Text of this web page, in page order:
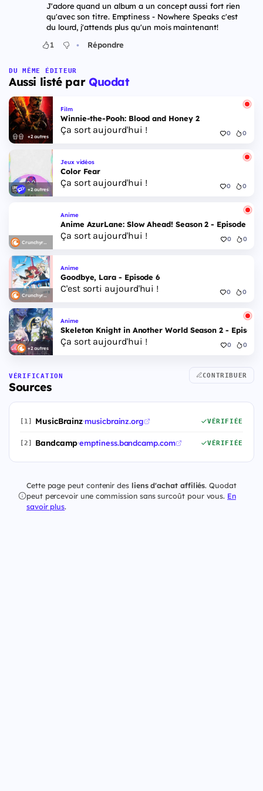
J'adore quand un album a un concept aussi fort rien
qu'avec son titre. Emptiness - Nowhere Speaks c'est
du lourd, j'attends plus qu'un mois maintenant!
1
• Répondre
DU MÊME ÉDITEUR
Aussi listé par Quodat
+2 autres
Film
Winnie-the-Pooh: Blood and Honey 2
Ça sort aujourd'hui ! 0 0
+2 autres
Jeux vidéos
Color Fear
Ça sort aujourd'hui ! 0 0
Anime
Anime AzurLane: Slow Ahead! Season 2 - Episode 6
Ça sort aujourd'hui ! 0 0
Crunchyroll
Anime
Goodbye, Lara - Episode 6
C'est sorti aujourd'hui ! 0 0
+2 autres
Anime
Skeleton Knight in Another World Season 2 - Episode
Ça sort aujourd'hui ! 0 0
VÉRIFICATION
Sources
CONTRIBUER
[1] MusicBrainz·musicbrainz.org VÉRIFIÉE
[2] Bandcamp·emptiness.bandcamp.com VÉRIFIÉE
Cette page peut contenir des liens d'achat affiliés. Quodat
peut percevoir une commission sans surcoût pour vous. En
savoir plus.